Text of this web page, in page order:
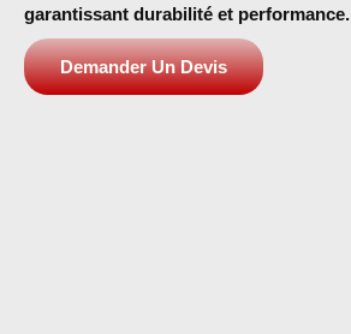
garantissant durabilité et performance.
Demander Un Devis